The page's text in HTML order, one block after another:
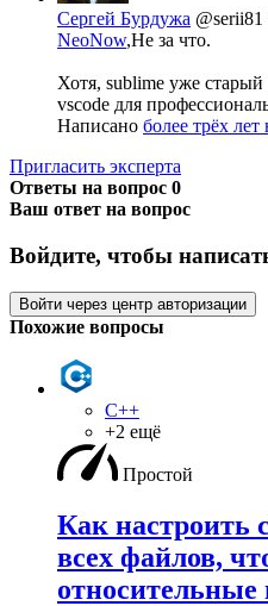
Сергей Бурдужа @serii81
NeoNow,Не за что.
Хотя, sublime уже
vscode для
Написано более трёх лет
Пригласить эксперта
Ответы на вопрос 0
Ваш ответ на вопрос
Войдите, чтобы
Войти через центр авторизации
Похожие вопросы
C++
+2 ещё
Простой
Как настроить
всех файлов,
относительные